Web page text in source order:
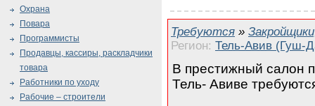
Требуются »
Регион: Тель-Авив (Гуш-
В престижный салон
Тель- Авиве
Охрана
Повара
Программисты
Продавцы, кассиры, раскладчики
товара
Работники по уходу
Рабочие – строители